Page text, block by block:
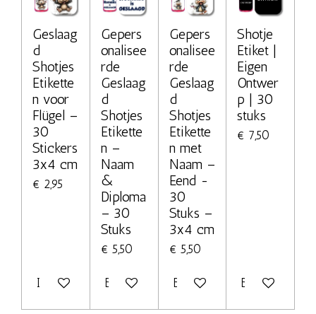
Geslaag
d
Shotjes
Etikette
n voor
Flügel –
30
Stickers
3x4 cm
€ 2,95
In winkelwagen
Gepers
onalisee
rde
Geslaag
d
Shotjes
Etikette
n –
Naam
&
Diploma
– 30
Stuks
€ 5,50
Bekijk details
Gepers
onalisee
rde
Geslaag
d
Shotjes
Etikette
n met
Naam –
Eend -
30
Stuks –
3x4 cm
€ 5,50
Bekijk details
Shotje
Etiket |
Eigen
Ontwer
p | 30
stuks
€ 7,50
Bekijk details